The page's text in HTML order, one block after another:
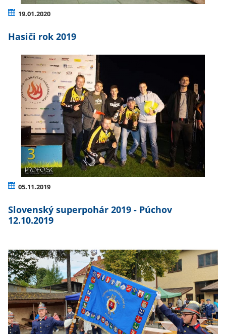
19.01.2020
Hasiči rok 2019
05.11.2019
Slovenský superpohár 2019 - Púchov
12.10.2019